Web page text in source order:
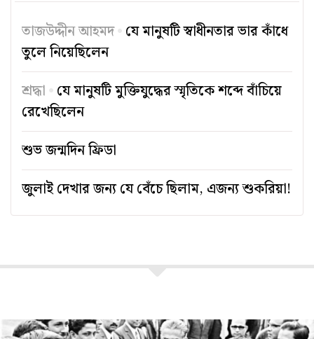
তাজউদ্দীন আহমদ যে মানুষটি স্বাধীনতার ভার কাঁধে
তুলে নিয়েছিলেন
শ্রদ্ধা যে মানুষটি মুক্তিযুদ্ধের স্মৃতিকে শব্দে বাঁচিয়ে
রেখেছিলেন
শুভ জন্মদিন ফ্রিডা
জুলাই দেখার জন্য যে বেঁচে ছিলাম, এজন্য শুকরিয়া!